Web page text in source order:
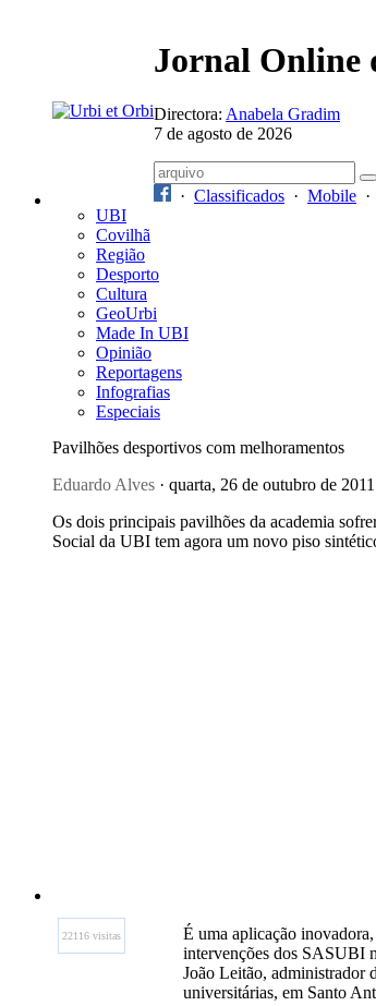
Jornal Online
Directora: Anabela Gradim
7 de agosto de 2026
· Classificados · Mobile ·
UBI
Covilhã
Região
Desporto
Cultura
GeoUrbi
Made In UBI
Opinião
Reportagens
Infografias
Especiais
Pavilhões desportivos com melhoramentos
Eduardo Alves · quarta, 26 de outubro de 2011
Os dois principais pavilhões da academia
Social da UBI tem agora um novo piso
22116 visitas
É uma aplicação
intervenções dos SASUBI
João Leitão, administrador
universitárias, em Santo